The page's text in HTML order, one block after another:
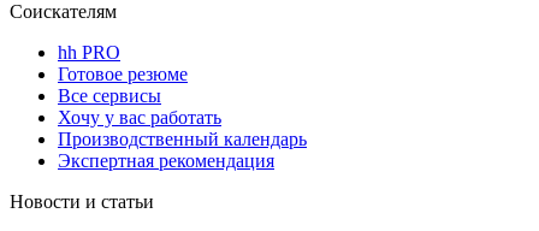
Соискателям
hh PRO
Готовое резюме
Все сервисы
Хочу у вас работать
Производственный календарь
Экспертная рекомендация
Новости и статьи